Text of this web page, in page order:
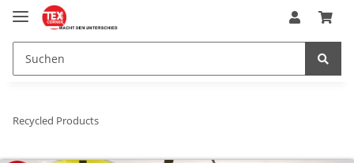
Recycled Products